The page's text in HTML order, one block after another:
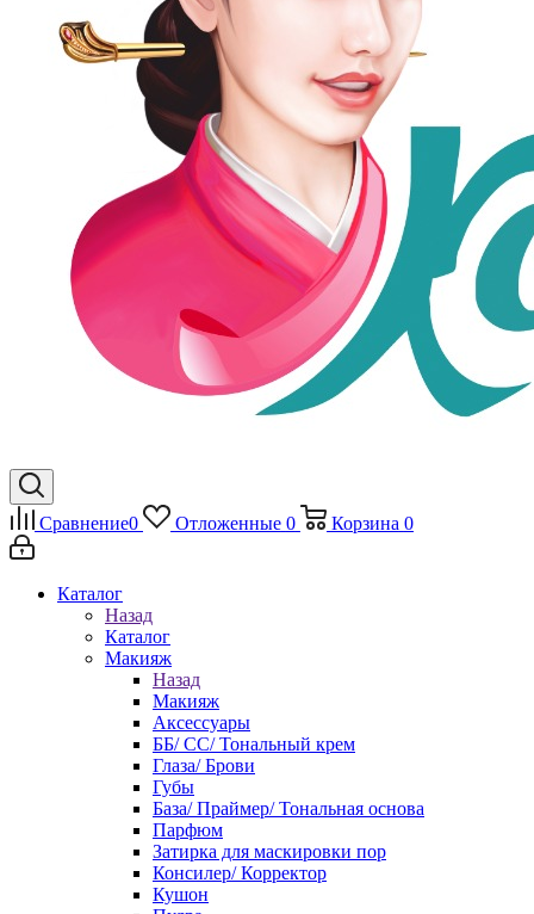
Сравнение0 Отложенные 0 Корзина 0
Каталог
Назад
Каталог
Макияж
Назад
Макияж
Аксессуары
ББ/ СС/ Тональный крем
Глаза/ Брови
Губы
База/ Праймер/ Тональная основа
Парфюм
Затирка для маскировки пор
Консилер/ Корректор
Кушон